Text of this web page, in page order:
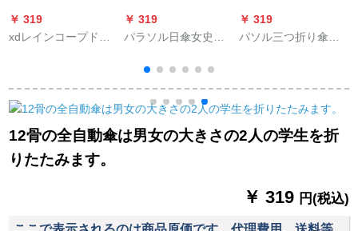
￥ 319
xdレインコープドレ
の電気自動車1人で全
身大人1人分のレイン
コートペ。
￥ 319
パラソル日傘女史超
ゴム紫外線防止創意
晴雨兼用傘さや屋外
雪月花2019新型浅い
青い色
￥ 319
パソル三つ折り傘晴
12骨の全自動傘は男女の大きさの2人の学生を折
りたたみます。
￥ 319 円(税込)